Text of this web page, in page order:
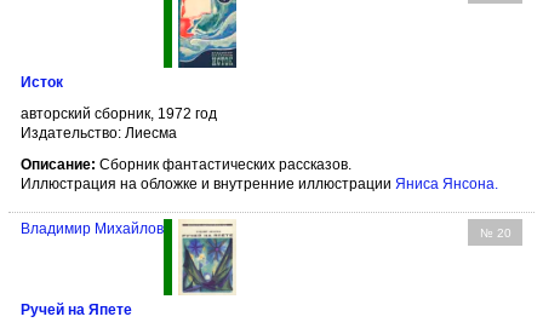
Исток
авторский сборник, 1972 год
Издательство: Лиесма
Описание: Сборник фантастических рассказов.
Иллюстрация на обложке и внутренние иллюстрации Яниса Янсона.
№ 20
Владимир Михайлов
Ручей на Япете